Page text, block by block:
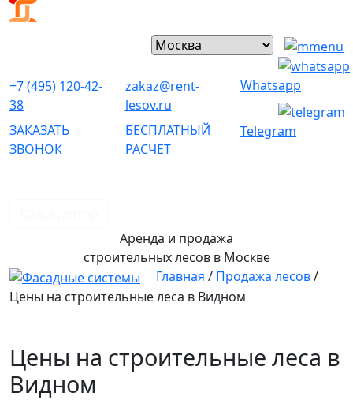
+7 (495) 120-42-
38
ЗАКАЗАТЬ
ЗВОНОК
zakaz@rent-
lesov.ru
БЕСПЛАТНЫЙ
РАСЧЕТ
Whatsapp
Telegram
Аренда и продажа
строительных лесов в Москве
Главная / Продажа лесов/
Цены на строительные леса в Видном
Цены на строительные леса в
Видном